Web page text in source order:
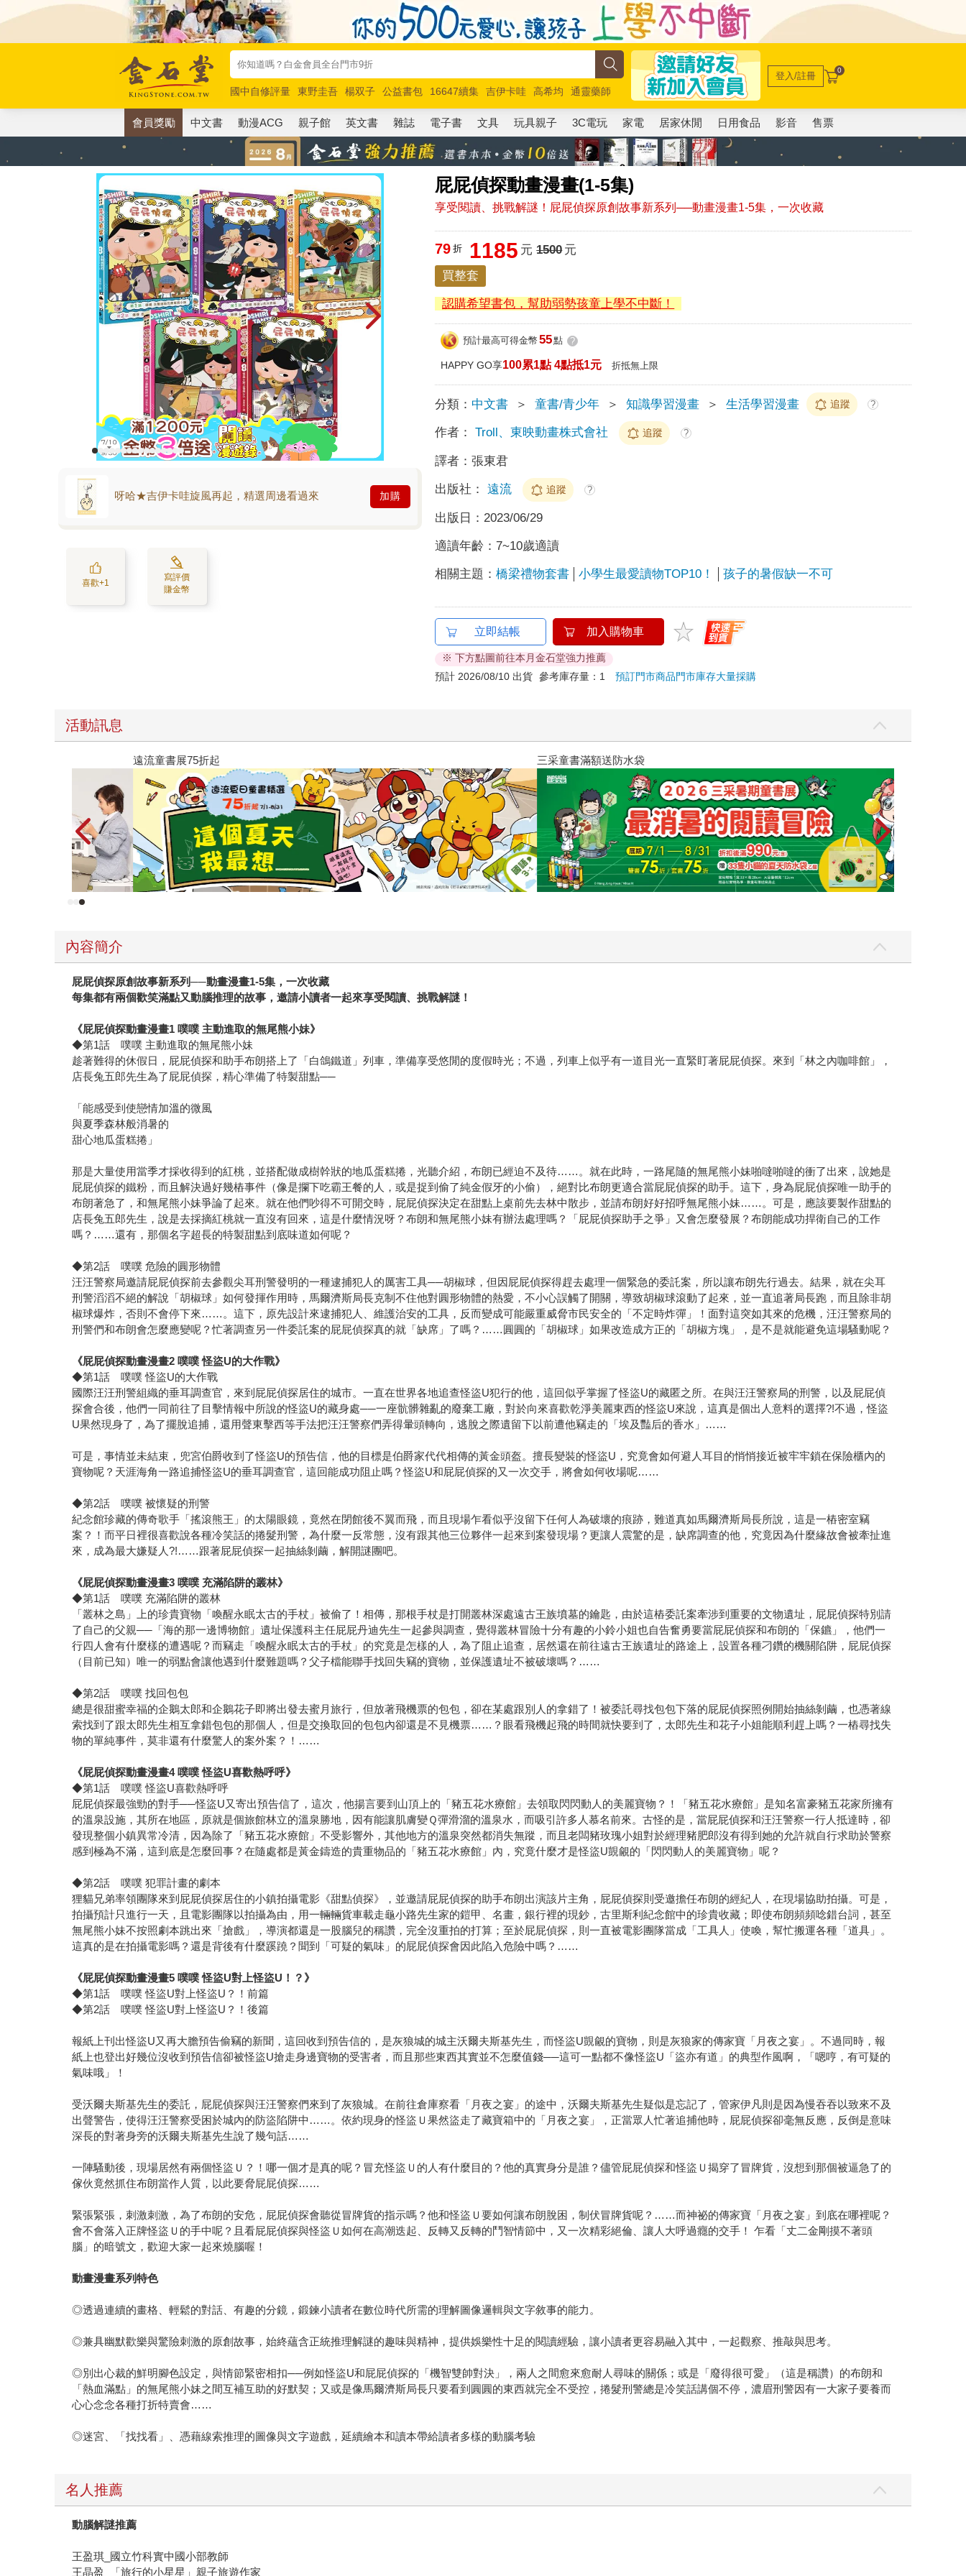
國中自修評量 東野圭吾 楊双子 公益書包 16647續集 吉伊卡哇 高希均
通靈藥師
唯紅花綻放
奧德賽 路邊攤新作 馬斯克 玩具總動員5 超慢跑
登入/註冊 0
會員獎勵 中文書 動漫ACG 親子館 英文書 雜誌 電子書 文具 玩具親子 3C電玩 家電 居家休閒 日用食品 影音 售票
屁屁偵探動畫漫畫(1-5集)
享受閱讀、挑戰解謎！屁屁偵探原創故事新系列──動畫漫畫1-5集，一次收藏
呀哈★吉伊卡哇旋風再起，精選周邊看過來 加購
喜歡+1
寫評價
賺金幣
79 折 1185 元 1500元
買整套
認購希望書包，幫助弱勢孩童上學不中斷！
預計最高可得金幣 55點 ?
HAPPY GO享100累1點 4點抵1元 折抵無上限
分類： 中文書 ＞ 童書/青少年 ＞ 知識學習漫畫 ＞ 生活學習漫畫 追蹤 ?
作者： Troll、東映動畫株式會社 追蹤 ?
譯者：張東君
出版社： 遠流 追蹤 ?
出版日： 2023/06/29
適讀年齡：7~10歲適讀
相關主題：橋梁禮物套書 小學生最愛讀物TOP10！ 孩子的暑假缺一不可
立即結帳 加入購物車
※ 下方點圖前往本月金石堂強力推薦
預計 2026/08/10 出貨 參考庫存量：1預訂門市商品門市庫存大量採購
活動訊息
遠流童書展75折起 三采童書滿額送防水袋
內容簡介
屁屁偵探原創故事新系列──動畫漫畫1-5集，一次收藏
每集都有兩個歡笑滿點又動腦推理的故事，邀請小讀者一起來享受閱讀、挑戰解謎！
《屁屁偵探動畫漫畫1 噗噗 主動進取的無尾熊小妹》
◆第1話 噗噗 主動進取的無尾熊小妹
趁著難得的休假日，屁屁偵探和助手布朗搭上了「白鴿鐵道」列車，準備享受悠閒的度假時光；不過，列車上似乎有一道目光一直緊盯著屁屁偵探。來到「林之內咖啡館」，
店長兔五郎先生為了屁屁偵探，精心準備了特製甜點──
「能感受到使戀情加溫的微風
與夏季森林般消暑的
甜心地瓜蛋糕捲」
那是大量使用當季才採收得到的紅桃，並搭配做成樹幹狀的地瓜蛋糕捲，光聽介紹，布朗已經迫不及待……。就在此時，一路尾隨的無尾熊小妹啪噠啪噠的衝了出來，說她是
屁屁偵探的鐵粉，而且解決過好幾樁事件（像是攔下吃霸王餐的人，或是捉到偷了純金假牙的小偷），絕對比布朗更適合當屁屁偵探的助手。這下，身為屁屁偵探唯一助手的
布朗著急了，和無尾熊小妹爭論了起來。就在他們吵得不可開交時，屁屁偵探決定在甜點上桌前先去林中散步，並請布朗好好招呼無尾熊小妹……。可是，應該要製作甜點的
店長兔五郎先生，說是去採摘紅桃就一直沒有回來，這是什麼情況呀？布朗和無尾熊小妹有辦法處理嗎？「屁屁偵探助手之爭」又會怎麼發展？布朗能成功捍衛自己的工作
嗎？……還有，那個名字超長的特製甜點到底味道如何呢？
◆第2話 噗噗 危險的圓形物體
汪汪警察局邀請屁屁偵探前去參觀尖耳刑警發明的一種逮捕犯人的厲害工具──胡椒球，但因屁屁偵探得趕去處理一個緊急的委託案，所以讓布朗先行過去。結果，就在尖耳
刑警滔滔不絕的解說「胡椒球」如何發揮作用時，馬爾濟斯局長克制不住他對圓形物體的熱愛，不小心誤觸了開關，導致胡椒球滾動了起來，並一直追著局長跑，而且除非胡
椒球爆炸，否則不會停下來……。這下，原先設計來逮捕犯人、維護治安的工具，反而變成可能嚴重威脅市民安全的「不定時炸彈」！面對這突如其來的危機，汪汪警察局的
刑警們和布朗會怎麼應變呢？忙著調查另一件委託案的屁屁偵探真的就「缺席」了嗎？……圓圓的「胡椒球」如果改造成方正的「胡椒方塊」，是不是就能避免這場騷動呢？
《屁屁偵探動畫漫畫2 噗噗 怪盜U的大作戰》
◆第1話 噗噗 怪盜U的大作戰
國際汪汪刑警組織的垂耳調查官，來到屁屁偵探居住的城市。一直在世界各地追查怪盜U犯行的他，這回似乎掌握了怪盜U的藏匿之所。在與汪汪警察局的刑警，以及屁屁偵
探會合後，他們一同前往了目擊情報中所說的怪盜U的藏身處──一座骯髒雜亂的廢棄工廠，對於向來喜歡乾淨美麗東西的怪盜U來說，這真是個出人意料的選擇?!不過，怪盜
U果然現身了，為了擺脫追捕，還用聲東擊西等手法把汪汪警察們弄得暈頭轉向，逃脫之際遺留下以前遭他竊走的「埃及豔后的香水」……
可是，事情並未結束，兜宮伯爵收到了怪盜U的預告信，他的目標是伯爵家代代相傳的黃金頭盔。擅長變裝的怪盜U，究竟會如何避人耳目的悄悄接近被牢牢鎖在保險櫃內的
寶物呢？天涯海角一路追捕怪盜U的垂耳調查官，這回能成功阻止嗎？怪盜U和屁屁偵探的又一次交手，將會如何收場呢……
◆第2話 噗噗 被懷疑的刑警
紀念館珍藏的傳奇歌手「搖滾熊王」的太陽眼鏡，竟然在閉館後不翼而飛，而且現場乍看似乎沒留下任何人為破壞的痕跡，難道真如馬爾濟斯局長所說，這是一樁密室竊
案？！而平日裡很喜歡說各種冷笑話的捲髮刑警，為什麼一反常態，沒有跟其他三位夥伴一起來到案發現場？更讓人震驚的是，缺席調查的他，究竟因為什麼緣故會被牽扯進
來，成為最大嫌疑人?!……跟著屁屁偵探一起抽絲剝繭，解開謎團吧。
《屁屁偵探動畫漫畫3 噗噗 充滿陷阱的叢林》
◆第1話 噗噗 充滿陷阱的叢林
「叢林之島」上的珍貴寶物「喚醒永眠太古的手杖」被偷了！相傳，那根手杖是打開叢林深處遠古王族墳墓的鑰匙，由於這樁委託案牽涉到重要的文物遺址，屁屁偵探特別請
了自己的父親──「海的那一邊博物館」遺址保護科主任屁屁丹迪先生一起參與調查，覺得叢林冒險十分有趣的小鈴小姐也自告奮勇要當屁屁偵探和布朗的「保鑣」，他們一
行四人會有什麼樣的遭遇呢？而竊走「喚醒永眠太古的手杖」的究竟是怎樣的人，為了阻止追查，居然還在前往遠古王族遺址的路途上，設置各種刁鑽的機關陷阱，屁屁偵探
（目前已知）唯一的弱點會讓他遇到什麼難題嗎？父子檔能聯手找回失竊的寶物，並保護遺址不被破壞嗎？……
◆第2話 噗噗 找回包包
總是很甜蜜幸福的企鵝太郎和企鵝花子即將出發去蜜月旅行，但放著飛機票的包包，卻在某處跟別人的拿錯了！被委託尋找包包下落的屁屁偵探照例開始抽絲剝繭，也憑著線
索找到了跟太郎先生相互拿錯包包的那個人，但是交換取回的包包內卻還是不見機票……？眼看飛機起飛的時間就快要到了，太郎先生和花子小姐能順利趕上嗎？一樁尋找失
物的單純事件，莫非還有什麼驚人的案外案？！……
《屁屁偵探動畫漫畫4 噗噗 怪盜U喜歡熱呼呼》
◆第1話 噗噗 怪盜U喜歡熱呼呼
屁屁偵探最強勁的對手──怪盜U又寄出預告信了，這次，他揚言要到山頂上的「豬五花水療館」去領取閃閃動人的美麗寶物？！「豬五花水療館」是知名富豪豬五花家所擁有
的溫泉設施，其所在地區，原就是個旅館林立的溫泉勝地，因有能讓肌膚變Ｑ彈滑溜的溫泉水，而吸引許多人慕名前來。古怪的是，當屁屁偵探和汪汪警察一行人抵達時，卻
發現整個小鎮異常冷清，因為除了「豬五花水療館」不受影響外，其他地方的溫泉突然都消失無蹤，而且老闆豬玫瑰小姐對於經理豬肥郎沒有得到她的允許就自行求助於警察
感到極為不滿，這到底是怎麼回事？在隨處都是黃金鑄造的貴重物品的「豬五花水療館」內，究竟什麼才是怪盜U覬覦的「閃閃動人的美麗寶物」呢？
◆第2話 噗噗 犯罪計畫的劇本
狸貓兄弟率領團隊來到屁屁偵探居住的小鎮拍攝電影《甜點偵探》，並邀請屁屁偵探的助手布朗出演該片主角，屁屁偵探則受邀擔任布朗的經紀人，在現場協助拍攝。可是，
拍攝預計只進行一天，且電影團隊以拍攝為由，用一輛輛貨車載走龜小路先生家的鎧甲、名畫，銀行裡的現鈔，古里斯利紀念館中的珍貴收藏；即使布朗頻頻唸錯台詞，甚至
無尾熊小妹不按照劇本跳出來「搶戲」，導演都還是一股腦兒的稱讚，完全沒重拍的打算；至於屁屁偵探，則一直被電影團隊當成「工具人」使喚，幫忙搬運各種「道具」。
這真的是在拍攝電影嗎？還是背後有什麼蹊蹺？聞到「可疑的氣味」的屁屁偵探會因此陷入危險中嗎？……
《屁屁偵探動畫漫畫5 噗噗 怪盜U對上怪盜U！？》
◆第1話 噗噗 怪盜U對上怪盜U？！前篇
◆第2話 噗噗 怪盜U對上怪盜U？！後篇
報紙上刊出怪盜U又再大膽預告偷竊的新聞，這回收到預告信的，是灰狼城的城主沃爾夫斯基先生，而怪盜U覬覦的寶物，則是灰狼家的傳家寶「月夜之宴」。不過同時，報
紙上也登出好幾位沒收到預告信卻被怪盜U搶走身邊寶物的受害者，而且那些東西其實並不怎麼值錢──這可一點都不像怪盜U「盜亦有道」的典型作風啊，「嗯哼，有可疑的
氣味哦」！
受沃爾夫斯基先生的委託，屁屁偵探與汪汪警察們來到了灰狼城。在前往倉庫察看「月夜之宴」的途中，沃爾夫斯基先生疑似是忘記了，管家伊凡則是因為慢吞吞以致來不及
出聲警告，使得汪汪警察受困於城內的防盜陷阱中……。依約現身的怪盜Ｕ果然盜走了藏寶箱中的「月夜之宴」，正當眾人忙著追捕他時，屁屁偵探卻毫無反應，反倒是意味
深長的對著身旁的沃爾夫斯基先生說了幾句話……
一陣騷動後，現場居然有兩個怪盜Ｕ？！哪一個才是真的呢？冒充怪盜Ｕ的人有什麼目的？他的真實身分是誰？儘管屁屁偵探和怪盜Ｕ揭穿了冒牌貨，沒想到那個被逼急了的
傢伙竟然抓住布朗當作人質，以此要脅屁屁偵探……
緊張緊張，刺激刺激，為了布朗的安危，屁屁偵探會聽從冒牌貨的指示嗎？他和怪盜Ｕ要如何讓布朗脫困，制伏冒牌貨呢？……而神祕的傳家寶「月夜之宴」到底在哪裡呢？
會不會落入正牌怪盜Ｕ的手中呢？且看屁屁偵探與怪盜Ｕ如何在高潮迭起、反轉又反轉的鬥智情節中，又一次精彩絕倫、讓人大呼過癮的交手！ 乍看「丈二金剛摸不著頭
腦」的暗號文，歡迎大家一起來燒腦喔！
動畫漫畫系列特色
◎透過連續的畫格、輕鬆的對話、有趣的分鏡，鍛鍊小讀者在數位時代所需的理解圖像邏輯與文字敘事的能力。
◎兼具幽默歡樂與驚險刺激的原創故事，始終蘊含正統推理解謎的趣味與精神，提供娛樂性十足的閱讀經驗，讓小讀者更容易融入其中，一起觀察、推敲與思考。
◎別出心裁的鮮明腳色設定，與情節緊密相扣──例如怪盜U和屁屁偵探的「機智雙帥對決」，兩人之間愈來愈耐人尋味的關係；或是「廢得很可愛」（這是稱讚）的布朗和
「熱血滿點」的無尾熊小妹之間互補互助的好默契；又或是像馬爾濟斯局長只要看到圓圓的東西就完全不受控，捲髮刑警總是冷笑話講個不停，濃眉刑警因有一大家子要養而
心心念念各種打折特賣會……
◎迷宮、「找找看」、憑藉線索推理的圖像與文字遊戲，延續繪本和讀本帶給讀者多樣的動腦考驗
名人推薦
動腦解謎推薦
王盈琪_國立竹科實中國小部教師
王晶盈_「旅行的小星星」親子旅遊作家